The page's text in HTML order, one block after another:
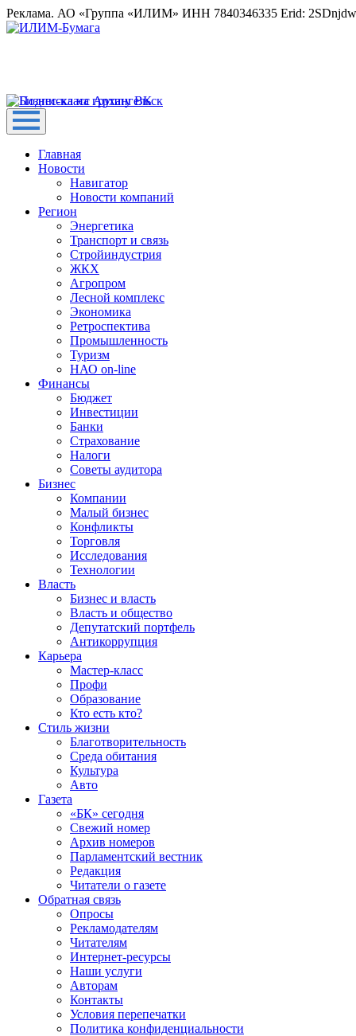
Реклама. АО «Группа «ИЛИМ» ИНН 7840346335 Erid:
Главная
Новости
Навигатор
Новости компаний
Регион
Энергетика
Транспорт и связь
Стройиндустрия
ЖКХ
Агропром
Лесной комплекс
Экономика
Ретроспектива
Промышленность
Туризм
НАО on-line
Финансы
Бюджет
Инвестиции
Банки
Страхование
Налоги
Советы аудитора
Бизнес
Компании
Малый бизнес
Конфликты
Торговля
Исследования
Технологии
Власть
Бизнес и власть
Власть и общество
Депутатский портфель
Антикоррупция
Карьера
Мастер-класс
Профи
Образование
Кто есть кто?
Стиль жизни
Благотворительность
Среда обитания
Культура
Авто
Газета
«БК» сегодня
Свежий номер
Архив номеров
Парламентский вестник
Редакция
Читатели о газете
Обратная связь
Опросы
Рекламодателям
Читателям
Интернет-ресурсы
Наши услуги
Авторам
Контакты
Условия перепечатки
Политика конфиденциальности